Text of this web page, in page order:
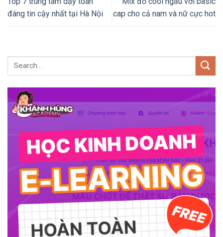
đáng tin cậy nhất tại Hà Nội
cap cho cả nam và nữ cực hot